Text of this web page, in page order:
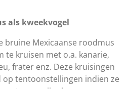
als kweekvogel
bruine Mexicaanse roodmus
te kruisen met o.a. kanarie,
frater enz. Deze kruisingen
tentoonstellingen indien ze